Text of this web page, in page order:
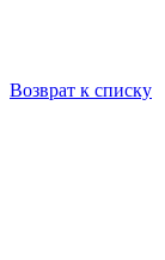
Возврат к списку